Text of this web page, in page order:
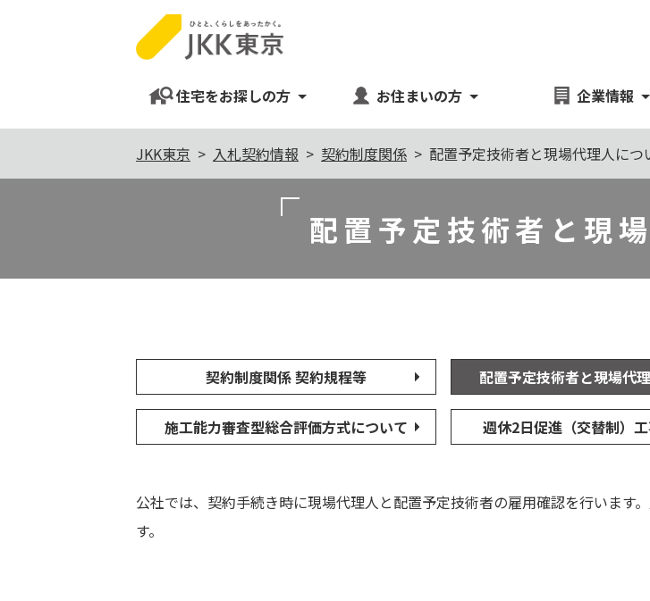
住宅をお探しの方 お住まいの方 企業情報
ら
JKK東京 入札契約情報 契約制度関係 配置予定技術者と現場代理人につ
配置予定技術者と現
契約制度関係 契約規程等 配置予定技術者と現場代
施工能力審査型総合評価方式について 週休2日促進（交替制）
公社では、契約手続き時に現場代理人と配置予定技術者の雇用確認を行います
す。